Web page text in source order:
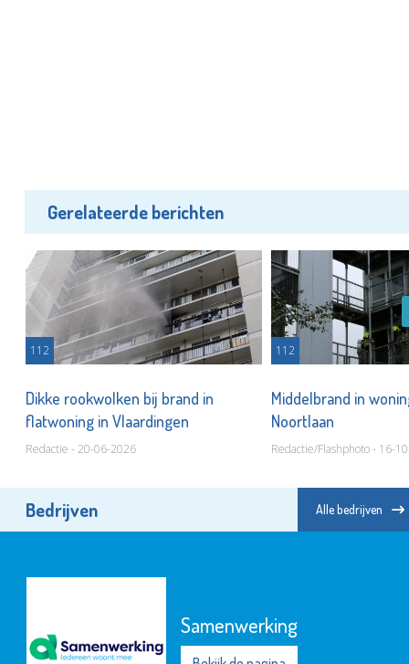
Gerelateerde berichten
112
Dikke rookwolken bij brand in
flatwoning in Vlaardingen
Redactie - 20-06-2026
112
Middelbrand in
Noortlaan
Redactie/Flashphoto - 16-
Bedrijven Alle bedrijven
Samenwerking